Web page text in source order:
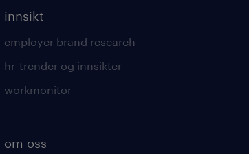
innsikt
employer brand research
hr-trender og innsikter
workmonitor
om oss